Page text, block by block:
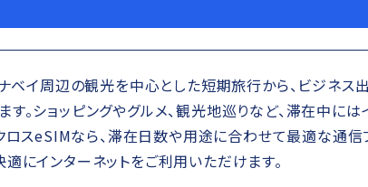
ベイ周辺の観光を中心とした短期旅行から、ビジネス
。ショッピングやグルメ、観光地巡りなど、滞在中には
ロスeSIMなら、滞在日数や用途に合わせて最適な通信
にインターネットをご利用いただけます。